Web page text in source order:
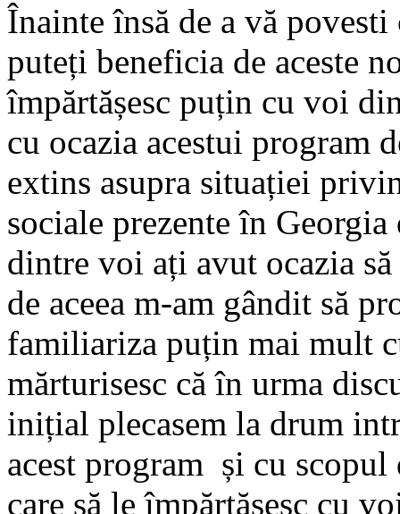
Înainte însă de a vă
puteți beneficia de aceste
împărtășesc puțin cu voi
cu ocazia acestui program
extins asupra situației
sociale prezente în
dintre voi ați avut ocazia
de aceea m-am gândit să
familiariza puțin mai mult
mărturisesc că în urma
inițial plecasem la drum
acest program și cu
care să le împărtășesc cu